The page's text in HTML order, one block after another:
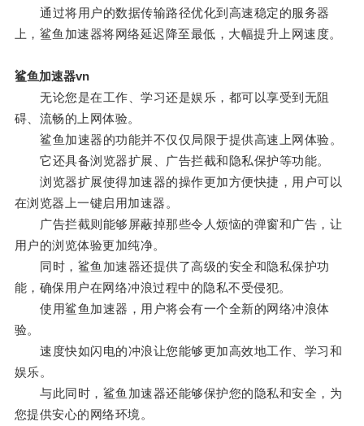
通过将用户的数据传输路径优化到高速稳定的服务器
上，鲨鱼加速器将网络延迟降至最低，大幅提升上网速度。
鲨鱼加速器vn
无论您是在工作、学习还是娱乐，都可以享受到无阻
碍、流畅的上网体验。
鲨鱼加速器的功能并不仅仅局限于提供高速上网体验。
它还具备浏览器扩展、广告拦截和隐私保护等功能。
浏览器扩展使得加速器的操作更加方便快捷，用户可以
在浏览器上一键启用加速器。
广告拦截则能够屏蔽掉那些令人烦恼的弹窗和广告，让
用户的浏览体验更加纯净。
同时，鲨鱼加速器还提供了高级的安全和隐私保护功
能，确保用户在网络冲浪过程中的隐私不受侵犯。
使用鲨鱼加速器，用户将会有一个全新的网络冲浪体
验。
速度快如闪电的冲浪让您能够更加高效地工作、学习和
娱乐。
与此同时，鲨鱼加速器还能够保护您的隐私和安全，为
您提供安心的网络环境。